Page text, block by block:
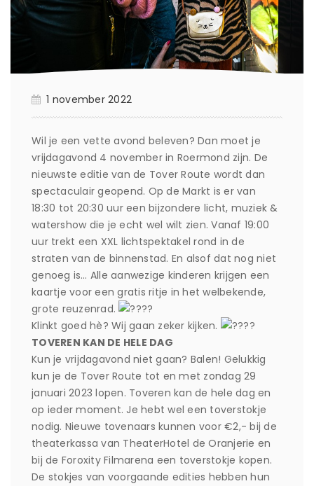
1 november 2022
Wil je een vette avond beleven? Dan moet je
vrijdagavond 4 november in Roermond zijn. De
nieuwste editie van de Tover Route wordt dan
spectaculair geopend. Op de Markt is er van
18:30 tot 20:30 uur een bijzondere licht, muziek &
watershow die je echt wel wilt zien. Vanaf 19:00
uur trekt een XXL lichtspektakel rond in de
straten van de binnenstad. En alsof dat nog niet
genoeg is… Alle aanwezige kinderen krijgen een
kaartje voor een gratis ritje in het welbekende,
grote reuzenrad.
Klinkt goed hè? Wij gaan zeker kijken.
TOVEREN KAN DE HELE DAG
Kun je vrijdagavond niet gaan? Balen! Gelukkig
kun je de Tover Route tot en met zondag 29
januari 2023 lopen. Toveren kan de hele dag en
op ieder moment. Je hebt wel een toverstokje
nodig. Nieuwe tovenaars kunnen voor €2,- bij de
theaterkassa van TheaterHotel de Oranjerie en
bij de Foroxity Filmarena een toverstokje kopen.
De stokjes van voorgaande edities hebben hun